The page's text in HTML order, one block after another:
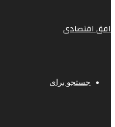
افق اقتصادی
جستجو برای